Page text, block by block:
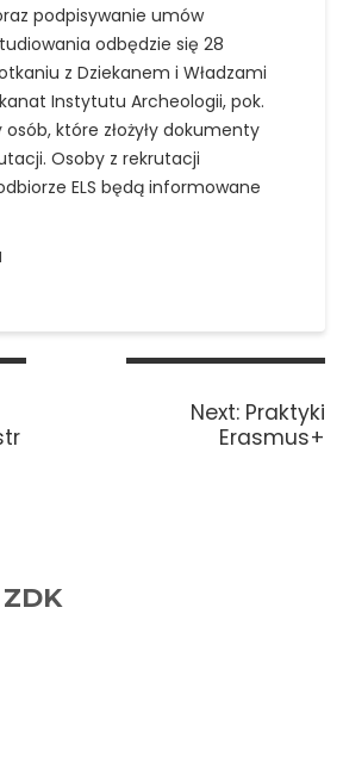
podpisywanie umów
odbędzie się 28
z Dziekanem i Władzami
Instytutu Archeologii, pok.
które złożyły dokumenty
Osoby z rekrutacji
ELS będą informowane
Next: Next
post:
Praktyki
Erasmus+